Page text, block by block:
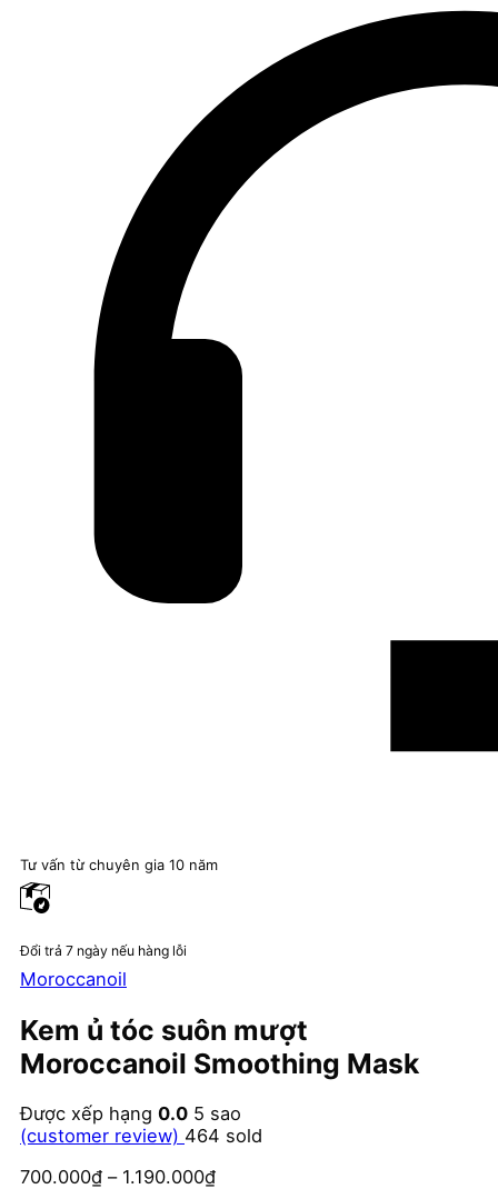
Tư vấn từ chuyên gia 10 năm
Đổi trả 7 ngày nếu hàng lỗi
Moroccanoil
Kem ủ tóc suôn mượt
Moroccanoil Smoothing Mask
Được xếp hạng 0.0 5 sao
(customer review) 464 sold
700.000₫ – 1.190.000₫